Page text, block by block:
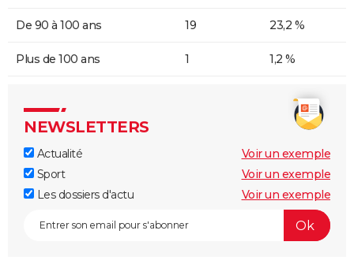
De 90 à 100 ans 19 23,2 %
Plus de 100 ans 1 1,2 %
NEWSLETTERS
Actualité
Voir un exemple
Sport
Voir un exemple
Les dossiers d'actu
Voir un exemple